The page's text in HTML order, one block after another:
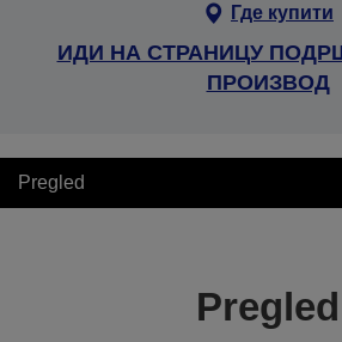
Где купити
ИДИ НА СТРАНИЦУ
ПРОИЗВОД
Pregled
Pregled